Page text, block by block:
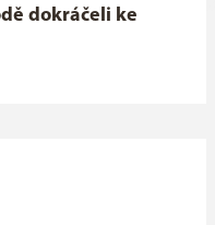
dokráčeli ke